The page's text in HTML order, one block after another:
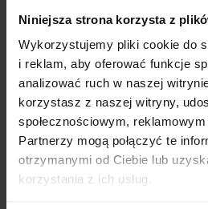
Niniejsza strona korzysta z
Wykorzystujemy pliki cookie do
i reklam, aby oferować funkcje
analizować ruch w naszej
korzystasz z naszej witryny,
społecznościowym,
Partnerzy mogą połączyć te
otrzymanymi od Ciebie lub
korzystania z ich usług.
UNISEX PERFORMANCE T-SHIRT
NEUTRAL
Od 27.09 zł netto